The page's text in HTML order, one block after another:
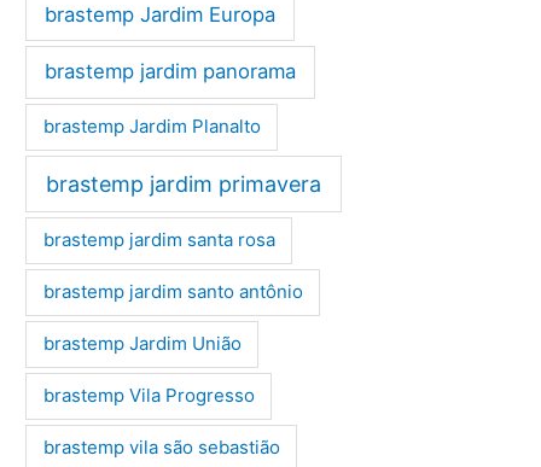
brastemp Jardim Europa
brastemp jardim panorama
brastemp Jardim Planalto
brastemp jardim primavera
brastemp jardim santa rosa
brastemp jardim santo antônio
brastemp Jardim União
brastemp Vila Progresso
brastemp vila são sebastião